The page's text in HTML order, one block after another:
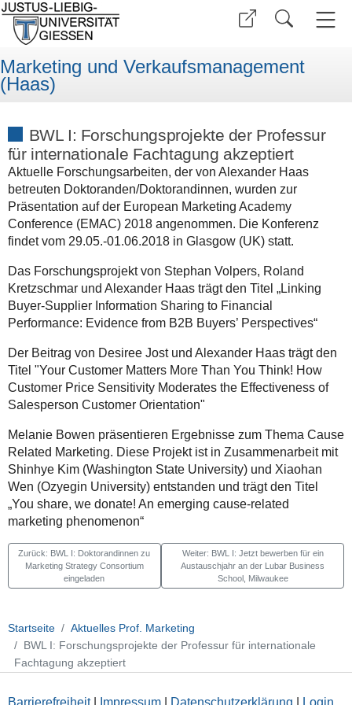
Marketing und Verkaufsmanagement
(Haas)
BWL I: Forschungsprojekte der Professur
für internationale Fachtagung akzeptiert
Aktuelle Forschungsarbeiten, der von Alexander Haas
betreuten Doktoranden/Doktorandinnen, wurden zur
Präsentation auf der European Marketing Academy
Conference (EMAC) 2018 angenommen. Die Konferenz
findet vom 29.05.-01.06.2018 in Glasgow (UK) statt.
Das Forschungsprojekt von Stephan Volpers, Roland
Kretzschmar und Alexander Haas trägt den Titel „Linking
Buyer-Supplier Information Sharing to Financial
Performance: Evidence from B2B Buyers’ Perspectives“
Der Beitrag von Desiree Jost und Alexander Haas trägt den
Titel "Your Customer Matters More Than You Think! How
Customer Price Sensitivity Moderates the Effectiveness of
Salesperson Customer Orientation"
Melanie Bowen präsentieren Ergebnisse zum Thema Cause
Related Marketing. Diese Projekt ist in Zusammenarbeit mit
Shinhye Kim (Washington State University) und Xiaohan
Wen (Ozyegin University) entstanden und trägt den Titel
„You share, we donate! An emerging cause-related
marketing phenomenon“
Zurück: BWL I: Doktorandinnen zu
Marketing Strategy Consortium
eingeladen
Weiter: BWL I: Jetzt bewerben für ein
Austauschjahr an der Lubar Business
School, Milwaukee
Startseite
Aktuelles Prof. Marketing
BWL I: Forschungsprojekte der Professur für internationale
Fachtagung akzeptiert
Barrierefreiheit| Impressum Datenschutzerklärung Login